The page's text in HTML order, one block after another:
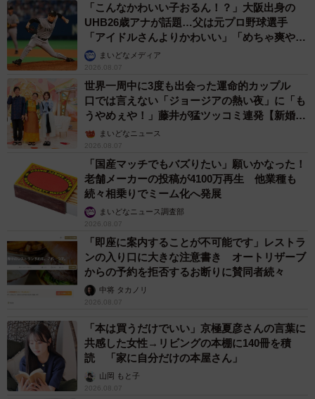
「こんなかわいい子おるん！？」大阪出身の
UHB26歳アナが話題…父は元プロ野球選手
「アイドルさんよりかわいい」「めちゃ爽や
か」まいどなメディア
2026.08.07
世界一周中に3度も出会った運命的カップル
口では言えない「ジョージアの熱い夜」に「も
うやめぇや！」藤井が猛ツッコミ連発【新婚さ
ん】まいどなニュース
2026.08.07
「国産マッチでもバズりたい」願いかなった！
老舗メーカーの投稿が4100万再生 他業種も
続々相乗りでミーム化へ発展
まいどなニュース調査部
2026.08.07
「即座に案内することが不可能です」レストラ
ンの入り口に大きな注意書き オートリザーブ
からの予約を拒否するお断りに賛同者続々
中将 タカノリ
2026.08.07
「本は買うだけでいい」京極夏彦さんの言葉に
共感した女性→リビングの本棚に140冊を積
読 「家に自分だけの本屋さん」
山岡 もと子
2026.08.07